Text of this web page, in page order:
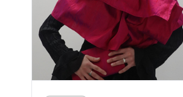
24 rue du Bœuf - 69005 Lyon
09 83 98 04
www.catham-